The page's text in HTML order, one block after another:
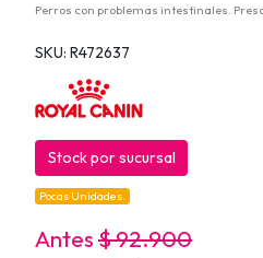
Perros con problemas intestinales.
SKU: R472637
Stock por sucursal
Pocas Unidades.
Antes$ 92.900